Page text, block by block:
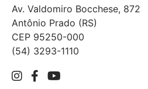
Av. Valdomiro Bocchese, 872
Antônio Prado (RS)
CEP 95250-000
(54) 3293-1110